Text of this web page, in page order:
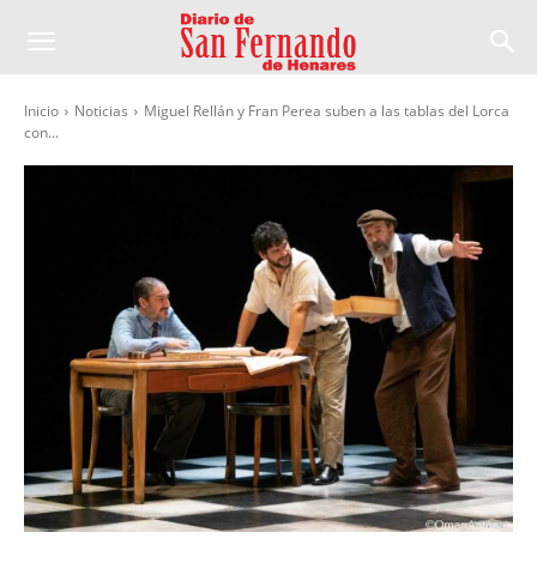
Inicio Noticias
Miguel Rellán y Fran Perea suben a las tablas del Lorca
con...